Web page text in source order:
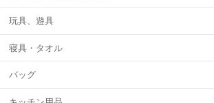
玩具、遊具
寝具・タオル
バッグ